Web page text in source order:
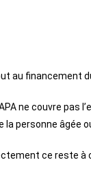
au financement
ne couvre pas
personne âgée
ce reste à